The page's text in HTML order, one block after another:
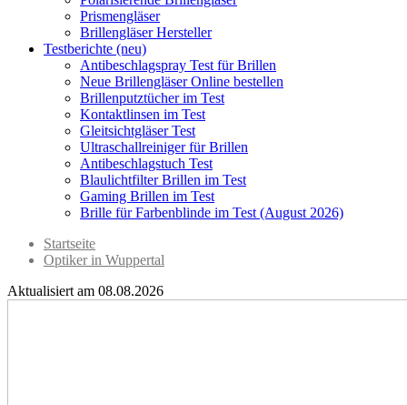
Prismengläser
Brillengläser Hersteller
Testberichte (neu)
Antibeschlagspray Test für Brillen
Neue Brillengläser Online bestellen
Brillenputztücher im Test
Kontaktlinsen im Test
Gleitsichtgläser Test
Ultraschallreiniger für Brillen
Antibeschlagstuch Test
Blaulichtfilter Brillen im Test
Gaming Brillen im Test
Brille für Farbenblinde im Test (August 2026)
Startseite
Optiker in Wuppertal
Aktualisiert am 08.08.2026